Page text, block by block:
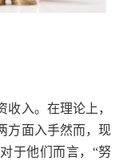
入。在理论上，
方面入手然而，现
于他们而言，“努